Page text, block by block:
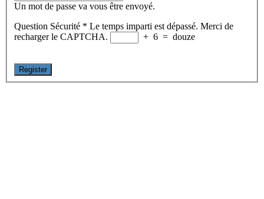
Un mot de passe va vous être envoyé.
Question Sécurité * Le temps imparti est dépassé. Merci de
recharger le CAPTCHA.
+ 6 = douze
Register